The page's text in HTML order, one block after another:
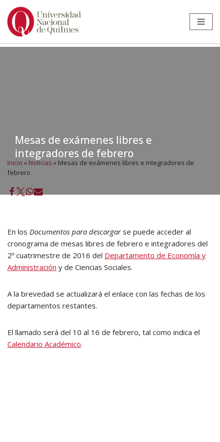
Ir
Mesas de exámenes libres e
integradores de febrero
Inicio » Noticias » Mesas de exámenes libres e integradores de
febrero
En los Documentos para descargarse puede acceder al
cronograma de mesas libres de febrero e integradores del
2º cuatrimestre de 2016 del Departamento de Economía y
Administración y de Ciencias Sociales.
A la brevedad se actualizará el enlace con las fechas de los
departamentos restantes.
El llamado será del 10 al 16 de febrero, tal como indica el
Calendario Académico.